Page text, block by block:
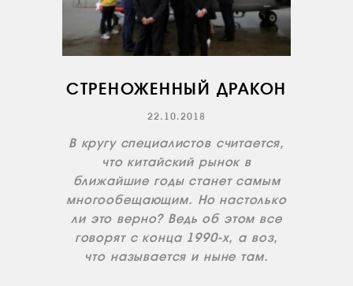
ДОКУМЕНТЫ
АВИАПАРК
ИНСТРУКТОРЫ
ПРОДАЖА
ПРОДАЖА АТИ
СТРЕНОЖЕННЫЙ ДРАКОН
22.10.2018
В кругу специалистов считается,
что китайский рынок в
ближайшие годы станет самым
многообещающим. Но настолько
ли это верно? Ведь об этом все
говорят с конца 1990-х, а воз,
что называется и ныне там.